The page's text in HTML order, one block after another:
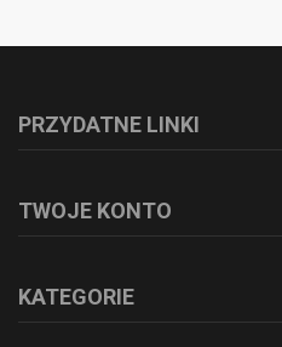
PRZYDATNE LINKI
TWOJE KONTO
KATEGORIE